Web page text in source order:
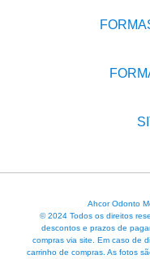
Ahcor Odonto
© 2024 Todos os direitos
descontos e prazos de
compras via site. Em caso de
carrinho de compras. As fotos